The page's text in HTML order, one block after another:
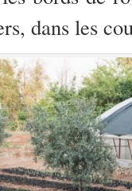
dans les